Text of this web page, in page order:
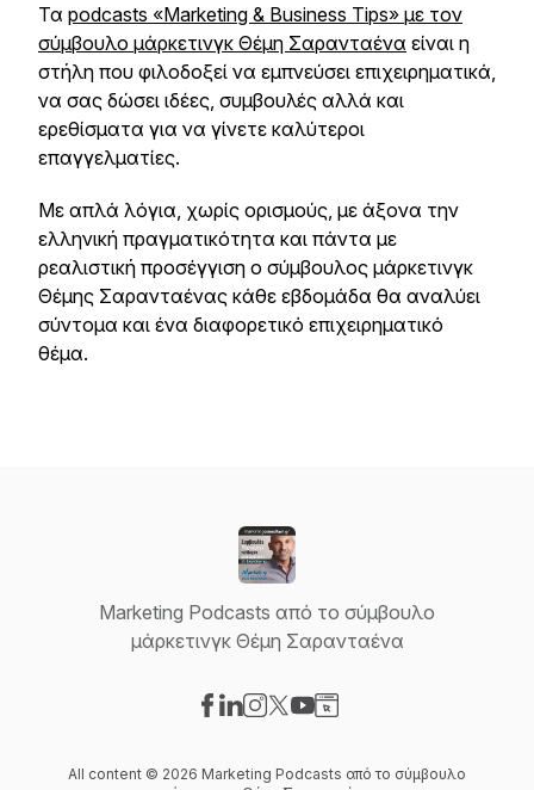
Τα podcasts «Marketing & Business Tips» με τον
σύμβουλο μάρκετινγκ Θέμη Σαρανταένα είναι η
στήλη που φιλοδοξεί να εμπνεύσει επιχειρηματικά,
να σας δώσει ιδέες, συμβουλές αλλά και
ερεθίσματα για να γίνετε καλύτεροι
επαγγελματίες.
Με απλά λόγια, χωρίς ορισμούς, με άξονα την
ελληνική πραγματικότητα και πάντα με
ρεαλιστική προσέγγιση ο σύμβουλος μάρκετινγκ
Θέμης Σαρανταένας κάθε εβδομάδα θα αναλύει
σύντομα και ένα διαφορετικό επιχειρηματικό
θέμα.
Marketing Podcasts από το σύμβουλο
μάρκετινγκ Θέμη Σαρανταένα
All content © 2026 Marketing Podcasts από το σύμβουλο